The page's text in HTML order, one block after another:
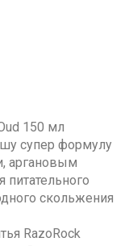
150 мл
супер формулу
аргановым
скольжения
RazoRock